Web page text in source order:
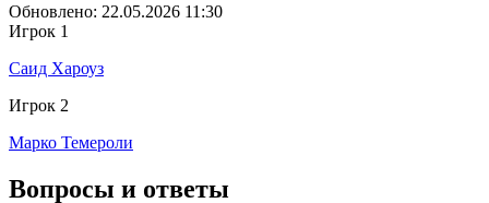
Обновлено: 22.05.2026 11:30
Игрок 1
Саид Хароуз
Игрок 2
Марко Темероли
Вопросы и ответы